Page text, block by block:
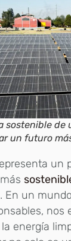
sostenible de
un futuro
un
En un
nos
energía